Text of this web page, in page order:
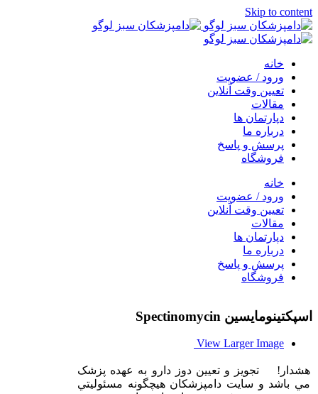
Skip to content
خانه
ورود / عضویت
تعیین وقت آنلاین
مقالات
دپارتمان ها
درباره ما
پرسش و پاسخ
فروشگاه
خانه
ورود / عضویت
تعیین وقت آنلاین
مقالات
دپارتمان ها
درباره ما
پرسش و پاسخ
فروشگاه
اسپکتینومایسین Spectinomycin
View Larger Image
هشدار! تجويز و تعيين دوز دارو به عهده پزشک
مي باشد و سایت دامپزشکان هيچگونه مسئوليتي